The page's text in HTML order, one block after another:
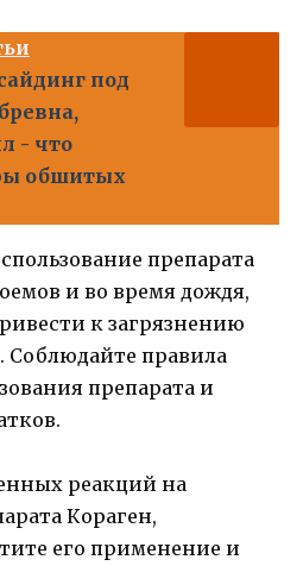
под
- что
обшитых
препарата
и во время дождя,
к загрязнению
правила
препарата и
реакций на
Кораген,
его применение и